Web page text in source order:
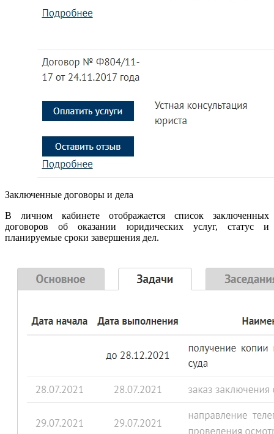
Заключенные договоры и дела
В личном кабинете отображается список заключенных
договоров об оказании юридических услуг, статус и
планируемые сроки завершения дел.